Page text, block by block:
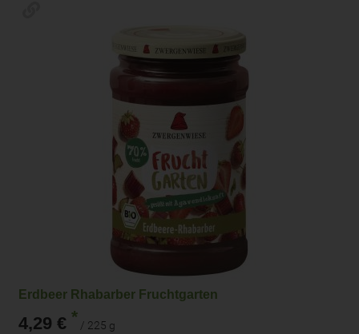
Erdbeer Rhabarber Fruchtgarten
4,29 € * / 225 g